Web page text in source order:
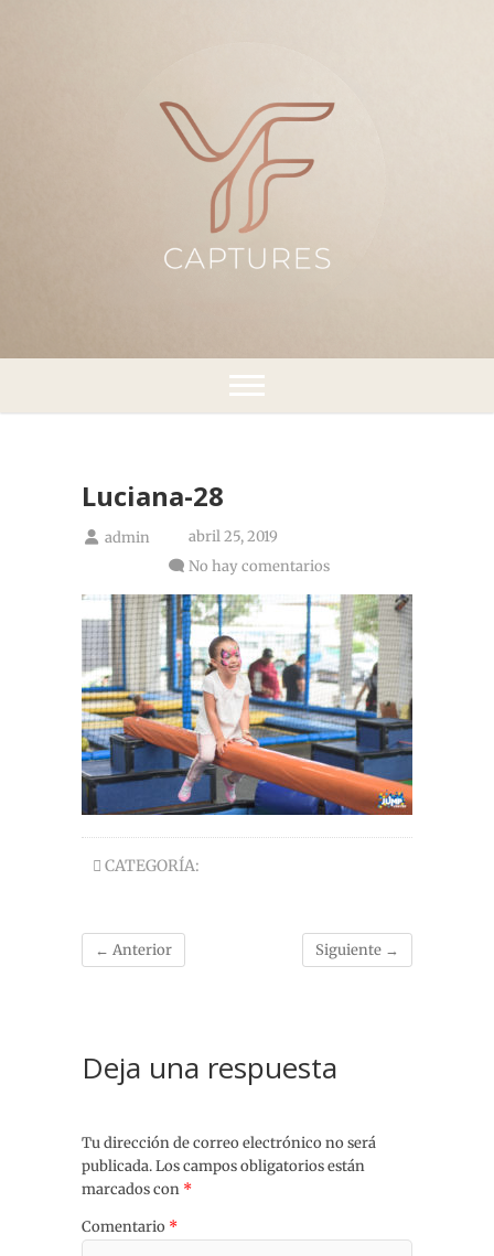
YFCaptures
Luciana-28
admin
abril 25, 2019
No hay comentarios
CATEGORÍA:
← Anterior Siguiente →
Deja una respuesta
Tu dirección de correo electrónico no será
publicada.Los campos obligatorios están
marcados con *
Comentario *